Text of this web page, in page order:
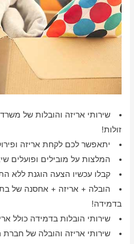
שירותי אריזה והובלות של
זולות!
יתאפשר לכם לקחת אריזה
המלצות על מובילים ופועלים
קבלו עכשיו הצעה הוגנת ללא
הובלה + אריזה + אחסנה של
בדמידה!
שירותי הובלות בדמידה כולל
שירותי אריזה והובלה של חברת